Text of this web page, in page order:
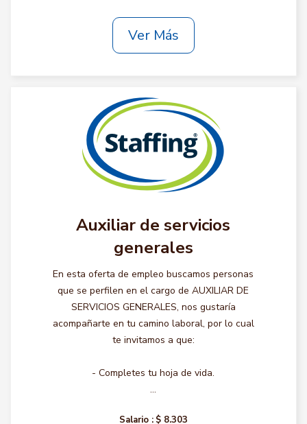
Ver Más
Auxiliar de servicios
generales
En esta oferta de empleo buscamos personas
que se perfilen en el cargo de AUXILIAR DE
SERVICIOS GENERALES, nos gustaría
acompañarte en tu camino laboral, por lo cual
te invitamos a que:
- Completes tu hoja de vida.
...
Salario : $ 8.303